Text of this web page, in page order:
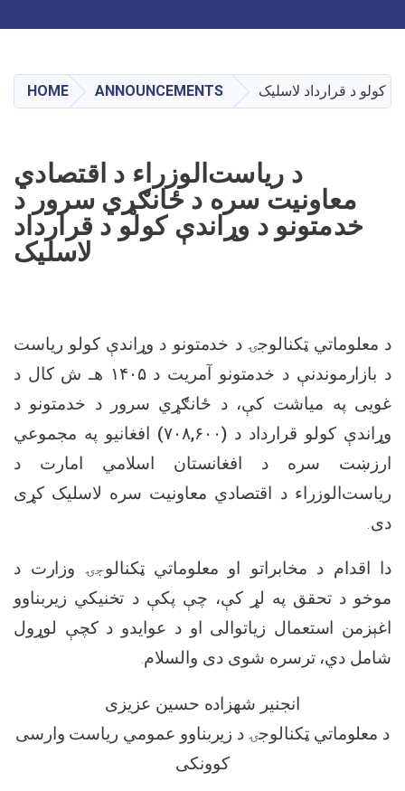
main
content
HOME ANNOUNCEMENTS کولو د قرارداد لاسلیک
د ریاست‌الوزراء د اقتصادي
معاونیت سره د ځانګړي سرور د
خدمتونو د وړاندې کولو د قرارداد
لاسلیک
د معلوماتي ټکنالوجۍ د خدمتونو د وړاندې کولو ریاست
د بازارموندنې د خدمتونو آمریت د۱۴۰۵ هـ ش کال د
غویی په میاشت کې، د ځانګړي سرور د خدمتونو د
وړاندې کولو قرارداد د(۷۰۸,۶۰۰) افغانیو په مجموعي
ارزښت سره د افغانستان اسلامي امارت د
ریاست‌الوزراء د اقتصادي معاونیت سره لاسلیک کړی
دی
دا اقدام د مخابراتو او معلوماتي ټکنالوجۍ وزارت د
موخو د تحقق په لړ کې، چې پکې د تخنیکي زیربناوو
اغېزمن استعمال زیاتوالی او د عوایدو د کچې لوړول
شامل دي، ترسره شوی دی والسلام.
انجنیر شهزاده حسین عزیزی
د معلوماتي ټکنالوجۍ د زیربناوو عمومي ریاست وارسی
کوونکی